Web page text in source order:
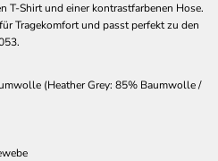
T-Shirt und einer kontrastfarbenen Hose.
Tragekomfort und passt perfekt zu den
(Heather Grey: 85% Baumwolle /